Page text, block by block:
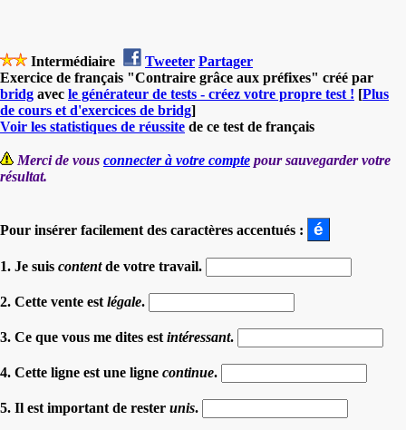
Intermédiaire Tweeter Partager
Exercice de français "Contraire grâce aux préfixes" créé par
bridg avec le générateur de tests - créez votre propre test ! [Plus
de cours et d'exercices de bridg]
Voir les statistiques de réussite de ce test de français
Merci de vous connecter à votre compte pour sauvegarder votre
résultat.
Pour insérer facilement des caractères accentués :
1. Je suis contentde votre travail.
2. Cette vente est légale.
3. Ce que vous me dites est intéressant.
4. Cette ligne est une ligne continue.
5. Il est important de rester unis.